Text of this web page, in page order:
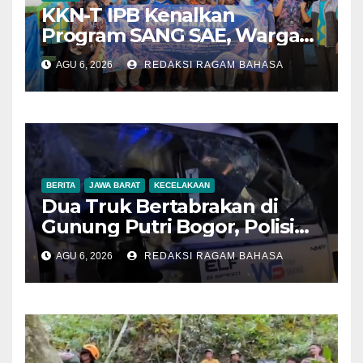
KKN-T IPB Kenalkan
Program SANG SAE, Warga
Desa Sangrawayang Diajak
Ubah Sampah Jadi Bernilai
Ekonomi
AGU 6, 2026 REDAKSI RAGAM BAHASA
BERITA JAWA BARAT KECELAKAAN
Dua Truk Bertabrakan di
Gunung Putri Bogor, Polisi
Imbau Pengemudi
Tingkatkan Kewaspadaan
AGU 6, 2026 REDAKSI RAGAM BAHASA